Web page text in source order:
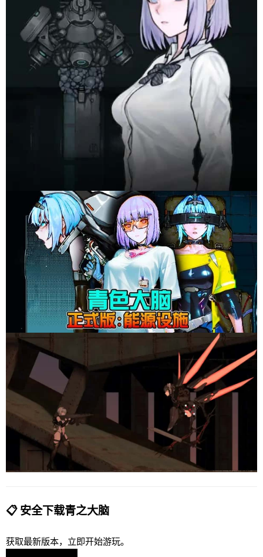
📋 安全下载青之大脑
获取最新版本，立即开始游玩。